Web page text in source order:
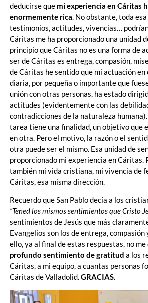
deducirse que mi experiencia en Cáritas
enormemente rica. No obstante, toda
testimonios, actitudes, vivencias…
Cáritas me ha proporcionado una unidad
principio que Cáritas no es una forma de
ser de Cáritas es entrega, compasión,
de Cáritas he sentido que mi actuación
diaria, por pequeña o importante que
unión con otras personas, ha estado
actitudes (evidentemente con las
contradicciones de la naturaleza
tarea tiene una finalidad, un objetivo que
en otra. Pero el motivo, la razón o el
otra puede ser el mismo. Esa unidad de
proporcionado mi experiencia en Cáritas.
también mi vida cristiana, mi vivencia de
Cáritas, esa misma dirección.
Recuerdo que San Pablo decía a los
“Tened los mismos sentimientos que Cristo
sentimientos de Jesús que más
Evangelios son los de entrega,
ello, ya al final de estas respuestas, no me
profundo sentimiento de gratitud a los
Cáritas, a mi equipo, a cuantas personas
Cáritas de Valladolid.GRACIAS.